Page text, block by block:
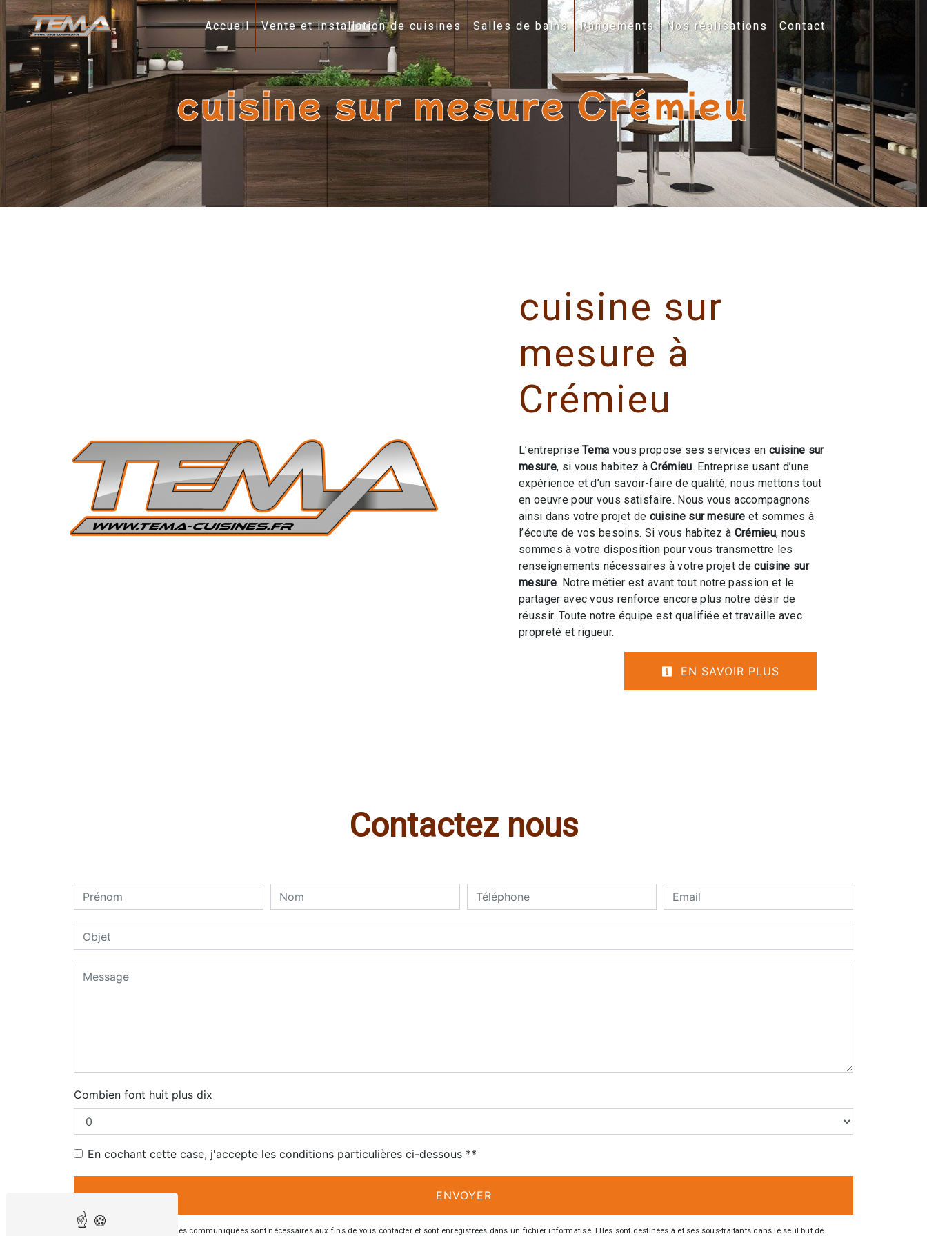
Accueil Vente et installation de cuisines Salles de bains Rangements Nos réalisations Contact
cuisine sur mesure Crémieu
cuisine sur
mesure à
Crémieu
L’entrepriseTema vous propose ses services encuisine sur
mesure, si vous habitez àCrémieu. Entreprise usant d’une
expérience et d’un savoir-faire de qualité, nous mettons tout
en oeuvre pour vous satisfaire. Nous vous accompagnons
ainsi dans votre projet de cuisine sur mesure et sommes à
l’écoute de vos besoins. Si vous habitez à Crémieu, nous
sommes à votre disposition pour vous transmettre les
renseignements nécessaires à votre projet decuisine sur
mesure. Notre métier est avant tout notre passion et le
partager avec vous renforce encore plus notre désir de
réussir. Toute notre équipe est qualifiée et travaille avec
propreté et rigueur.
EN SAVOIR PLUS
Contactez nous
Combien font huit plus dix
En cochant cette case, j'accepte les conditions particulières ci-dessous **
ENVOYER
** Les données personnelles communiquées sont nécessaires aux fins de vous contacter et sont enregistrées dans un fichier informatisé. Elles sont destinées à et ses sous-traitants dans le seul but de
Panneau de gestion des cookies